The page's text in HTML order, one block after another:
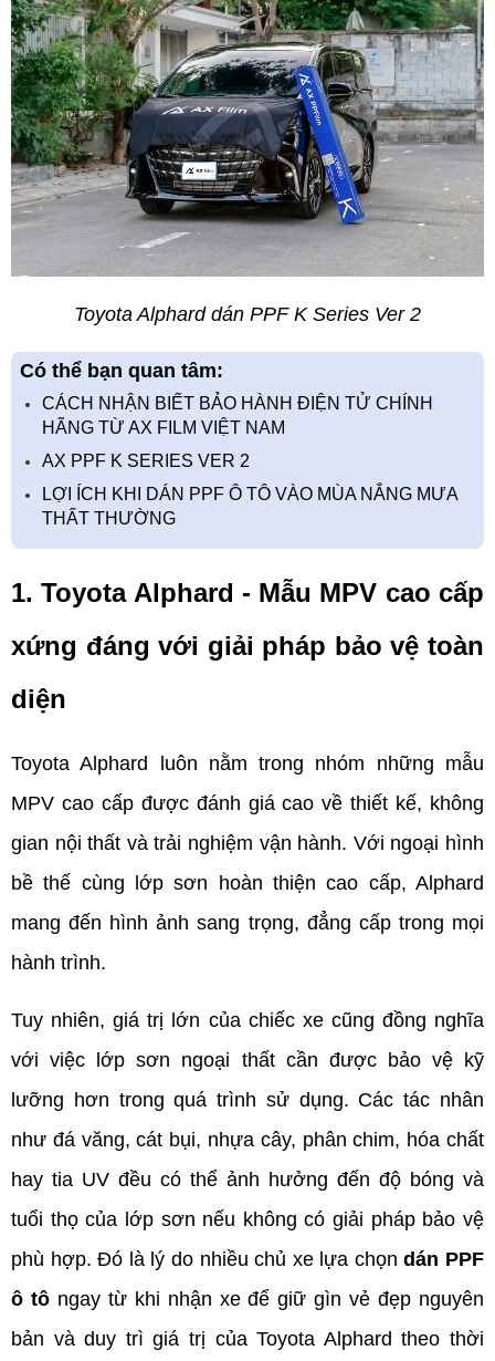
Toyota Alphard dán PPF K Series Ver 2
Có thể bạn quan tâm:
CÁCH NHẬN BIẾT BẢO HÀNH ĐIỆN TỬ CHÍNH
HÃNG TỪ AX FILM VIỆT NAM
AX PPF K SERIES VER 2
LỢI ÍCH KHI DÁN PPF Ô TÔ VÀO MÙA NẮNG MƯA
THẤT THƯỜNG
1. Toyota Alphard - Mẫu MPV cao cấp
xứng đáng với giải pháp bảo vệ toàn
diện
Toyota Alphard luôn nằm trong nhóm những mẫu
MPV cao cấp được đánh giá cao về thiết kế, không
gian nội thất và trải nghiệm vận hành. Với ngoại hình
bề thế cùng lớp sơn hoàn thiện cao cấp, Alphard
mang đến hình ảnh sang trọng, đẳng cấp trong mọi
hành trình.
Tuy nhiên, giá trị lớn của chiếc xe cũng đồng nghĩa
với việc lớp sơn ngoại thất cần được bảo vệ kỹ
lưỡng hơn trong quá trình sử dụng. Các tác nhân
như đá văng, cát bụi, nhựa cây, phân chim, hóa chất
hay tia UV đều có thể ảnh hưởng đến độ bóng và
tuổi thọ của lớp sơn nếu không có giải pháp bảo vệ
phù hợp. Đó là lý do nhiều chủ xe lựa chọn dán PPF
ô tô ngay từ khi nhận xe để giữ gìn vẻ đẹp nguyên
bản và duy trì giá trị của Toyota Alphard theo thời